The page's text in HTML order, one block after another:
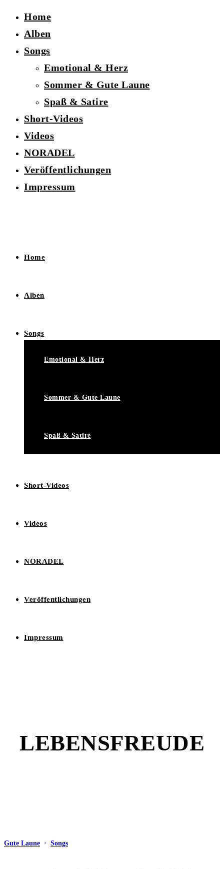
Home
Alben
Songs
Emotional & Herz
Sommer & Gute Laune
Spaß & Satire
Short-Videos
Videos
NORADEL
Veröffentlichungen
Impressum
Home
Alben
Songs
Emotional & Herz
Sommer & Gute Laune
Spaß & Satire
Short-Videos
Videos
NORADEL
Veröffentlichungen
Impressum
LEBENSFREUDE
Gute Laune · Songs